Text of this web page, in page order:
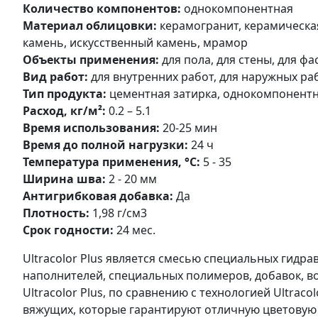
Количество компонентов: однокомпонентная
Материал облицовки: керамогранит,
камень, искусственный камень, мрамор
Объекты применения: для пола, для стены, для
Вид работ: для внутренних работ, для наружных
Тип продукта: цементная затирка,
Расход, кг/м²: 0.2 – 5.1
Время использования: 20-25 мин
Время до полной нагрузки: 24 ч
Температура применения, °С: 5 - 35
Ширина шва: 2 - 20 мм
Антигрибковая добавка: Да
Плотность: 1,98 г/см3
Срок годности: 24 мес.
Ultracolor Plus является смесью специальных
наполнителей, специальных полимеров, добавок,
Ultracolor Plus, по сравнению с технологией
вяжущих, которые гарантируют отличную